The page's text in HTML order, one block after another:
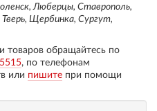
Люберцы, Ставрополь,
Щербинка, Сургут,
товаров обращайтесь по
, по телефонам
или пишите при помощи